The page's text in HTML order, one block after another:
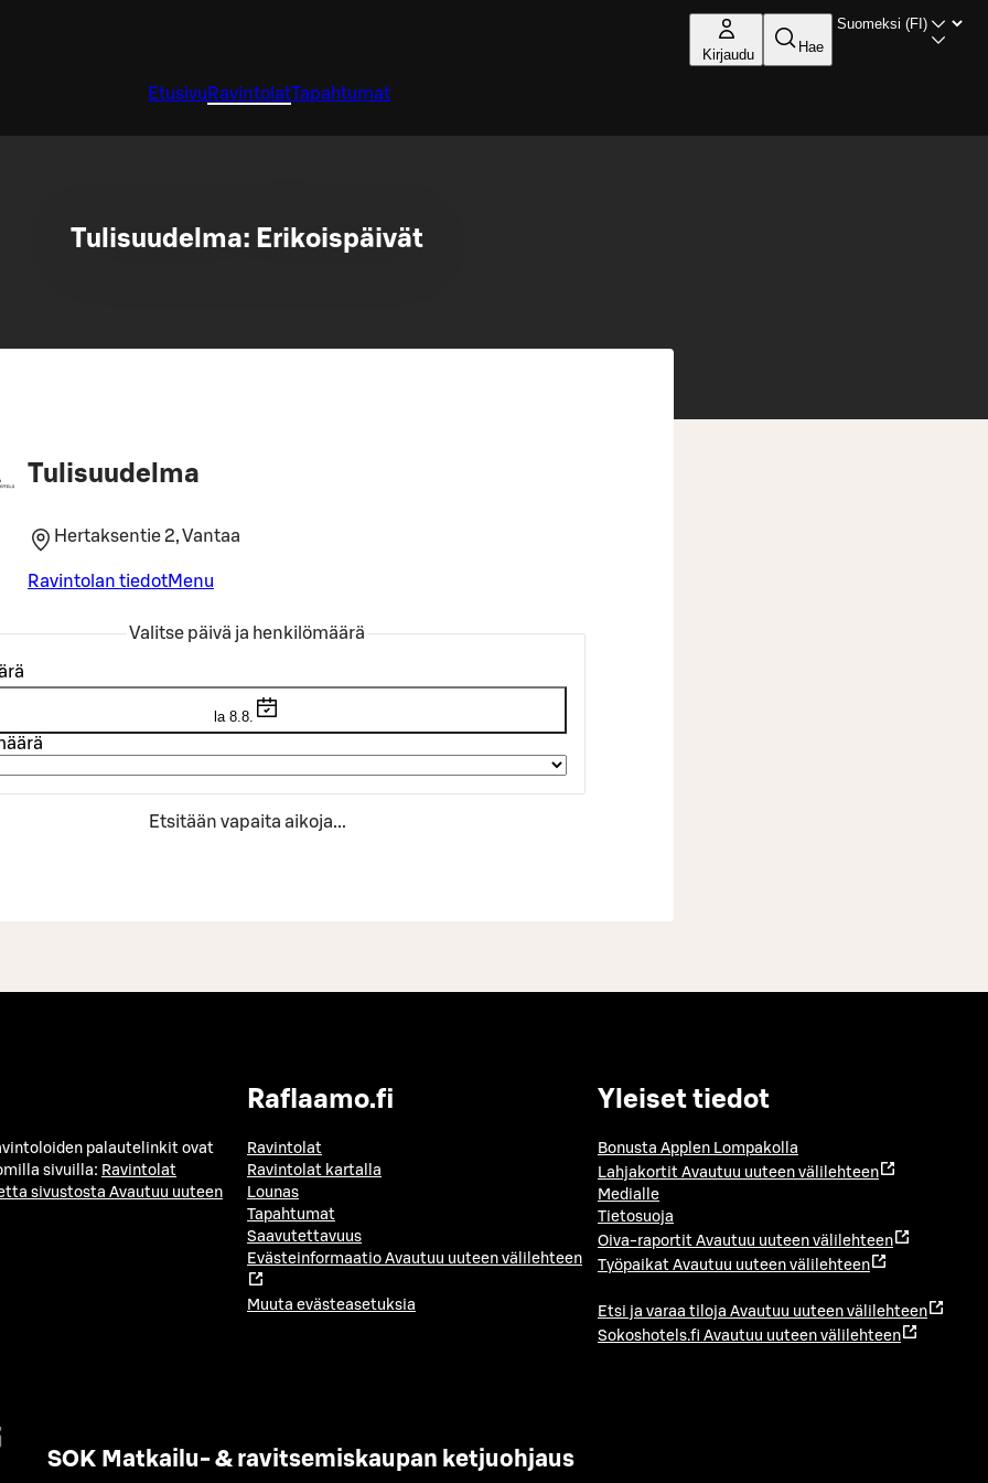
Kirjaudu Hae
Etusivu RavintolatTapahtumat
Tulisuudelma: Erikoispäivät
Tulisuudelma
Hertaksentie 2, Vantaa
Ravintolan tiedotMenu
Valitse päivä ja henkilömäärä
la 8.8.
Etsitään vapaita aikoja...
palautelinkit ovat
sivuilla: Ravintolat
sivustosta Avautuu uuteen
Raflaamo.fi
Ravintolat
Ravintolat kartalla
Lounas
Tapahtumat
Saavutettavuus
Evästeinformaatio Avautuu uuteen välilehteen
Muuta evästeasetuksia
Yleiset tiedot
Bonusta Applen Lompakolla
Lahjakortit Avautuu uuteen välilehteen
Medialle
Tietosuoja
Oiva-raportit Avautuu uuteen välilehteen
Työpaikat Avautuu uuteen välilehteen
Etsi ja varaa tiloja Avautuu uuteen välilehteen
Sokoshotels.fi Avautuu uuteen välilehteen
SOK Matkailu- & ravitsemiskaupan ketjuohjaus